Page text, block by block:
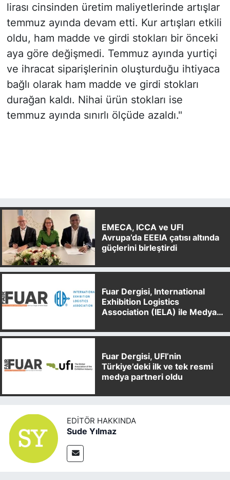
lirası cinsinden üretim maliyetlerinde artışlar
temmuz ayında devam etti. Kur artışları etkili
oldu, ham madde ve girdi stokları bir önceki
aya göre değişmedi. Temmuz ayında yurtiçi
ve ihracat siparişlerinin oluşturduğu ihtiyaca
bağlı olarak ham madde ve girdi stokları
durağan kaldı. Nihai ürün stokları ise
temmuz ayında sınırlı ölçüde azaldı."
EMECA, ICCA ve UFI
Avrupa’da EEEIA çatısı altında
güçlerini birleştirdi
Fuar Dergisi, International
Exhibition Logistics
Association (IELA) ile Medya
Fuar Dergisi, UFI’nin
Türkiye’deki ilk ve tek resmi
medya partneri oldu
EDITÖR HAKKINDA
Sude Yılmaz